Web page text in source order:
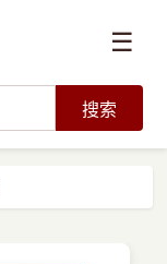
☰
搜索